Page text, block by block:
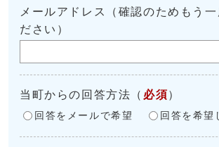
メールアドレス（確認のためもう一
ださい）
当町からの回答方法 （ 必須 ）
回答をメールで希望 回答を希望